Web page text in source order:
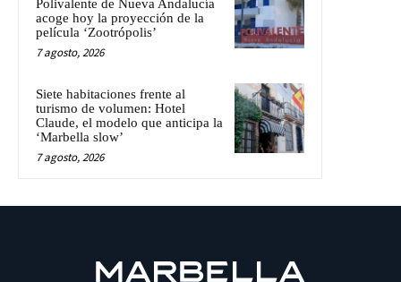
Polivalente de Nueva Andalucía
acoge hoy la proyección de la
película ‘Zootrópolis’
7 agosto, 2026
Siete habitaciones frente al
turismo de volumen: Hotel
Claude, el modelo que anticipa la
‘Marbella slow’
7 agosto, 2026